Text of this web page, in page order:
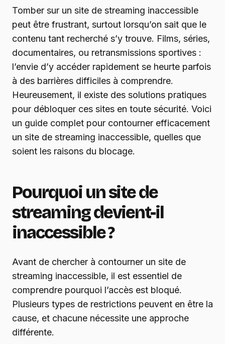
Tomber sur un site de streaming inaccessible
peut être frustrant, surtout lorsqu’on sait que le
contenu tant recherché s’y trouve. Films, séries,
documentaires, ou retransmissions sportives :
l’envie d’y accéder rapidement se heurte parfois
à des barrières difficiles à comprendre.
Heureusement, il existe des solutions pratiques
pour débloquer ces sites en toute sécurité. Voici
un guide complet pour contourner efficacement
un site de streaming inaccessible, quelles que
soient les raisons du blocage.
Pourquoi un site de
streaming devient-il
inaccessible ?
Avant de chercher à contourner un site de
streaming inaccessible, il est essentiel de
comprendre pourquoi l’accès est bloqué.
Plusieurs types de restrictions peuvent en être la
cause, et chacune nécessite une approche
différente.